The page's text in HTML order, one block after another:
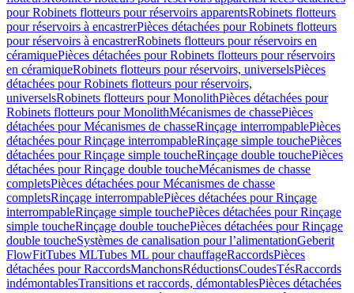
pour Robinets flotteurs pour réservoirs apparentsRobinets flotteurs
pour réservoirs à encastrerPièces détachées pour Robinets flotteurs
pour réservoirs à encastrerRobinets flotteurs pour réservoirs en
céramiquePièces détachées pour Robinets flotteurs pour réservoirs
en céramiqueRobinets flotteurs pour réservoirs, universelsPièces
détachées pour Robinets flotteurs pour réservoirs,
universelsRobinets flotteurs pour MonolithPièces détachées pour
Robinets flotteurs pour MonolithMécanismes de chassePièces
détachées pour Mécanismes de chasseRinçage interrompablePièces
détachées pour Rinçage interrompableRinçage simple touchePièces
détachées pour Rinçage simple toucheRinçage double touchePièces
détachées pour Rinçage double toucheMécanismes de chasse
completsPièces détachées pour Mécanismes de chasse
completsRinçage interrompablePièces détachées pour Rinçage
interrompableRinçage simple touchePièces détachées pour Rinçage
simple toucheRinçage double touchePièces détachées pour Rinçage
double toucheSystèmes de canalisation pour l’alimentationGeberit
FlowFitTubes MLTubes ML pour chauffageRaccordsPièces
détachées pour RaccordsManchonsRéductionsCoudesTésRaccords
indémontablesTransitions et raccords, démontablesPièces détachées